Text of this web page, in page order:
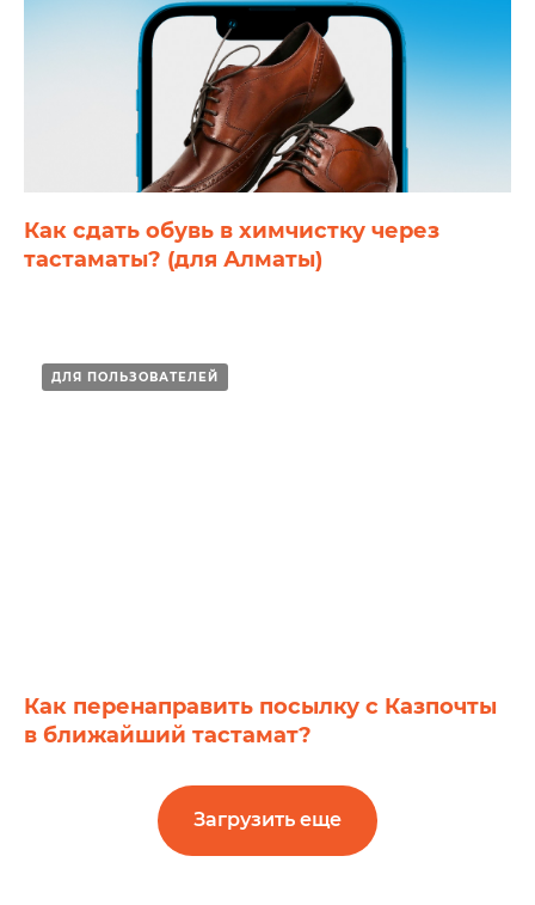
Как сдать обувь в химчистку через
тастаматы? (для Алматы)
ДЛЯ ПОЛЬЗОВАТЕЛЕЙ
Как перенаправить посылку с Казпочты
в ближайший тастамат?
Загрузить еще